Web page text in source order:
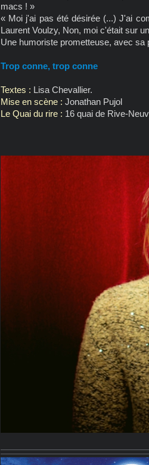
macs ! »
« Moi j'ai pas été désirée (...) J'ai
Laurent Voulzy, Non, moi c'était sur
Une humoriste prometteuse, avec sa
Trop conne, trop conne
Textes : Lisa Chevallier.
Mise en scène : Jonathan Pujol
Le Quai du rire : 16 quai de Rive-